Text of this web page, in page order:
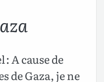
A cause de
de Gaza, je ne